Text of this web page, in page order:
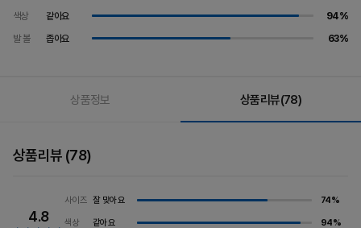
색상
같아요
94%
발 볼
좁아요 63%
상품정보 상품리뷰(78)
상품리뷰 (78)
4.8
사이즈 잘 맞아요 74%
색상 같아요 94%